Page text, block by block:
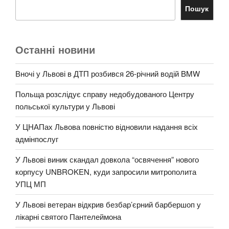
Пошук
Останні новини
Вночі у Львові в ДТП розбився 26-річний водій BMW
Польща розслідує справу недобудованого Центру
польської культури у Львові
У ЦНАПах Львова повністю відновили надання всіх
адмінпослуг
У Львові виник скандал довкола “освячення” нового
корпусу UNBROKEN, куди запросили митрополита
УПЦ МП
У Львові ветеран відкрив безбар’єрний барбершоп у
лікарні святого Пантелеймона